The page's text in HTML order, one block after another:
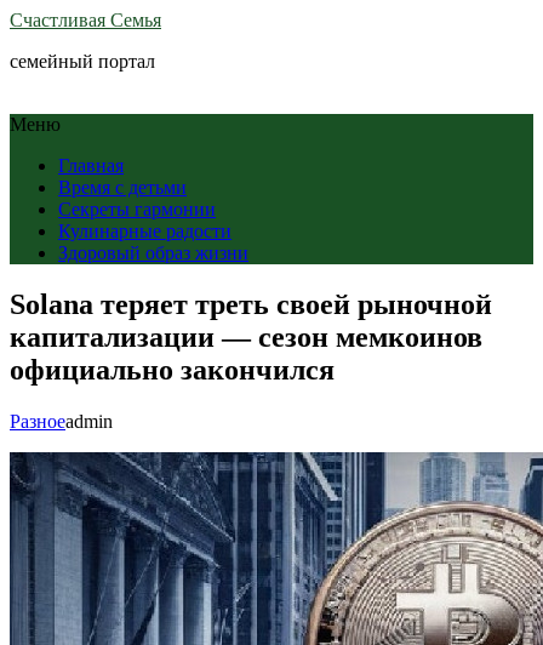
Счастливая Семья
семейный портал
Меню
Главная
Время с детьми
Секреты гармонии
Кулинарные радости
Здоровый образ жизни
Solana теряет треть своей рыночной
капитализации — сезон мемкоинов
официально закончился
Разноеadmin